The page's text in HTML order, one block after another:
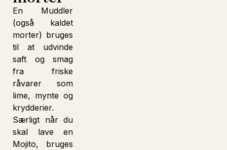
En Muddler
(også kaldet
morter) bruges
til at udvinde
saft og smag
fra friske
råvarer som
lime, mynte og
krydderier.
Særligt når du
skal lave en
Mojito, bruges